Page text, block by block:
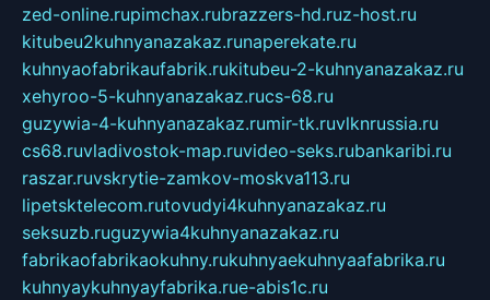
zed-online.rupimchax.rubrazzers-hd.ruz-host.ru
kitubeu2kuhnyanazakaz.runaperekate.ru
kuhnyaofabrikaufabrik.rukitubeu-2-kuhnyanazakaz.ru
xehyroo-5-kuhnyanazakaz.rucs-68.ru
guzywia-4-kuhnyanazakaz.rumir-tk.ruvlknrussia.ru
cs68.ruvladivostok-map.ruvideo-seks.rubankaribi.ru
raszar.ruvskrytie-zamkov-moskva113.ru
lipetsktelecom.rutovudyi4kuhnyanazakaz.ru
seksuzb.ruguzywia4kuhnyanazakaz.ru
fabrikaofabrikaokuhny.rukuhnyaekuhnyaafabrika.ru
kuhnyaykuhnyayfabrika.rue-abis1c.ru